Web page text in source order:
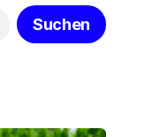
Suchen